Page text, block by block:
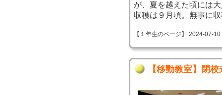
が、夏を越えた頃には
収穫は９月頃。無事に
【１年生のページ】 2024-07-
【移動教室】閉校